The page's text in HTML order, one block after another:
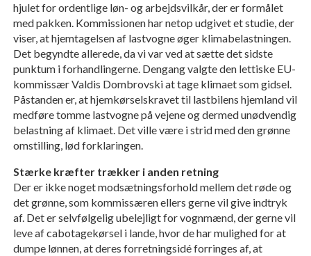
hjulet for ordentlige løn- og arbejdsvilkår, der er formålet
med pakken. Kommissionen har netop udgivet et studie, der
viser, at hjemtagelsen af lastvogne øger klimabelastningen.
Det begyndte allerede, da vi var ved at sætte det sidste
punktum i forhandlingerne. Dengang valgte den lettiske EU-
kommissær Valdis Dombrovski at tage klimaet som gidsel.
Påstanden er, at hjemkørselskravet til lastbilens hjemland vil
medføre tomme lastvogne på vejene og dermed unødvendig
belastning af klimaet. Det ville være i strid med den grønne
omstilling, lød forklaringen.
Stærke kræfter trækker i anden retning
Der er ikke noget modsætningsforhold mellem det røde og
det grønne, som kommissæren ellers gerne vil give indtryk
af. Det er selvfølgelig ubelejligt for vognmænd, der gerne vil
leve af cabotagekørsel i lande, hvor de har mulighed for at
dumpe lønnen, at deres forretningsidé forringes af, at